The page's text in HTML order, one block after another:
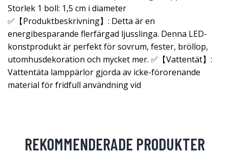
Storlek 1 boll: 1,5 cm i diameter
✅【Produktbeskrivning】: Detta är en
energibesparande flerfärgad ljusslinga. Denna LED-
konstprodukt är perfekt för sovrum, fester, bröllop,
utomhusdekoration och mycket mer. ✅【Vattentät】:
Vattentäta lamppärlor gjorda av icke-förorenande
material för fridfull användning vid
REKOMMENDERADE PRODUKTER